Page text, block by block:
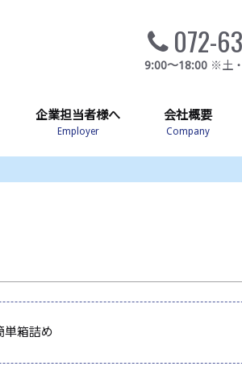
072-
9:00～18:00 ※土
企業担当者様へ
Employer
会社概要
Company
単箱詰め